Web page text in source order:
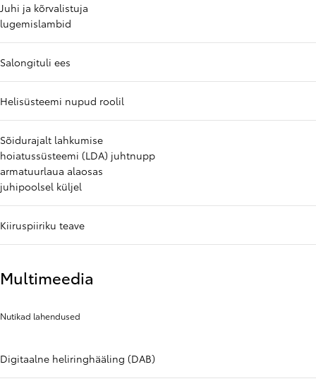
Juhi ja kõrvalistuja
lugemislambid
Salongituli ees
Helisüsteemi nupud roolil
Sõidurajalt lahkumise
hoiatussüsteemi (LDA) juhtnupp
armatuurlaua alaosas
juhipoolsel küljel
Kiiruspiiriku teave
Multimeedia
Nutikad lahendused
Digitaalne heliringhääling (DAB)